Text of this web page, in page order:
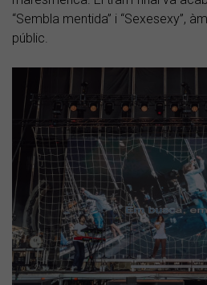
“Sembla mentida” i “Sexesexy”,
públic.